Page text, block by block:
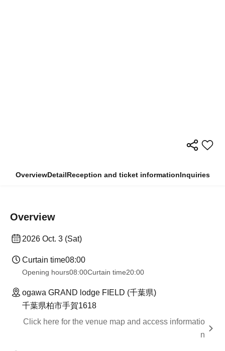
OverviewDetailReception and ticket informationInquiries
Overview
2026 Oct. 3 (Sat)
Curtain time08:00
Opening hours08:00Curtain time20:00
ogawa GRAND lodge FIELD (千葉県)
千葉県柏市手賀1618
Click here for the venue map and access informatio
n